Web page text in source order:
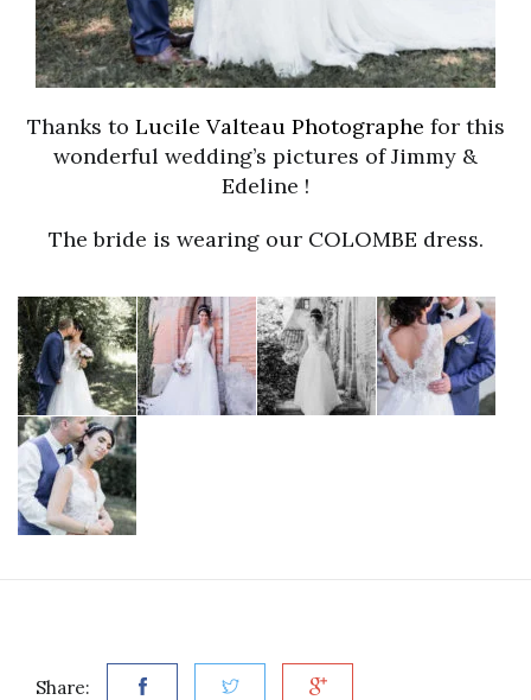
Thanks to Lucile Valteau Photographe for this
wonderful wedding’s pictures of Jimmy &
Edeline !
The bride is wearing our COLOMBE dress.
Share: